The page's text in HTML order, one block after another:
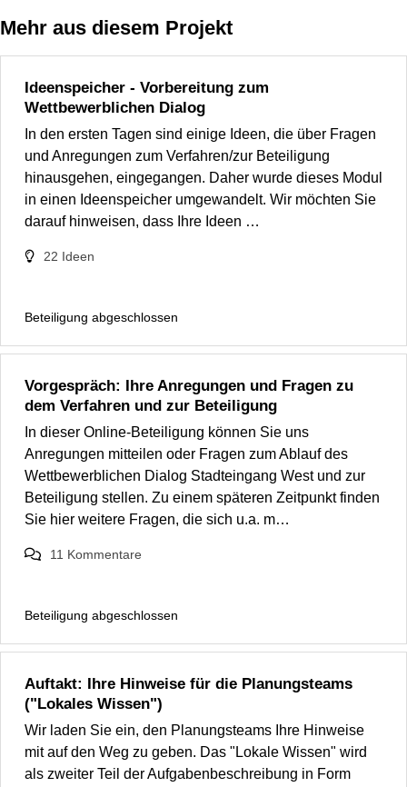
Mehr aus diesem Projekt
Ideenspeicher - Vorbereitung zum
Wettbewerblichen Dialog
In den ersten Tagen sind einige Ideen, die über Fragen
und Anregungen zum Verfahren/zur Beteiligung
hinausgehen, eingegangen. Daher wurde dieses Modul
in einen Ideenspeicher umgewandelt. Wir möchten Sie
darauf hinweisen, dass Ihre Ideen …
22 Ideen
Beteiligung abgeschlossen
Vorgespräch: Ihre Anregungen und Fragen zu
dem Verfahren und zur Beteiligung
In dieser Online-Beteiligung können Sie uns
Anregungen mitteilen oder Fragen zum Ablauf des
Wettbewerblichen Dialog Stadteingang West und zur
Beteiligung stellen. Zu einem späteren Zeitpunkt finden
Sie hier weitere Fragen, die sich u.a. m…
11 Kommentare
Beteiligung abgeschlossen
Auftakt: Ihre Hinweise für die Planungsteams
("Lokales Wissen")
Wir laden Sie ein, den Planungsteams Ihre Hinweise
mit auf den Weg zu geben. Das "Lokale Wissen" wird
als zweiter Teil der Aufgabenbeschreibung in Form